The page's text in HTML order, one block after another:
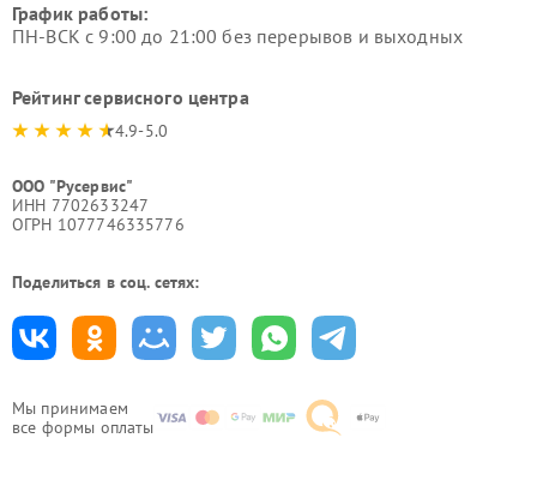
Мы принимаем
все формы оплаты
График работы:
ПН-ВСК с 9:00 до 21:00 без перерывов и выходных
Рейтинг сервисного центра
4.9-5.0
ООО "Русервис"
ИНН 7702633247
ОГРН 1077746335776
Поделиться в соц. сетях: